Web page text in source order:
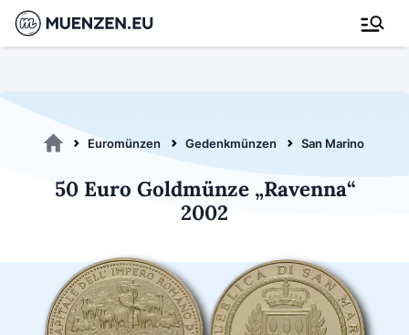
Euromünzen Gedenkmünzen San Marino 2002
50 Euro Goldmünze „Ravenna“
2002